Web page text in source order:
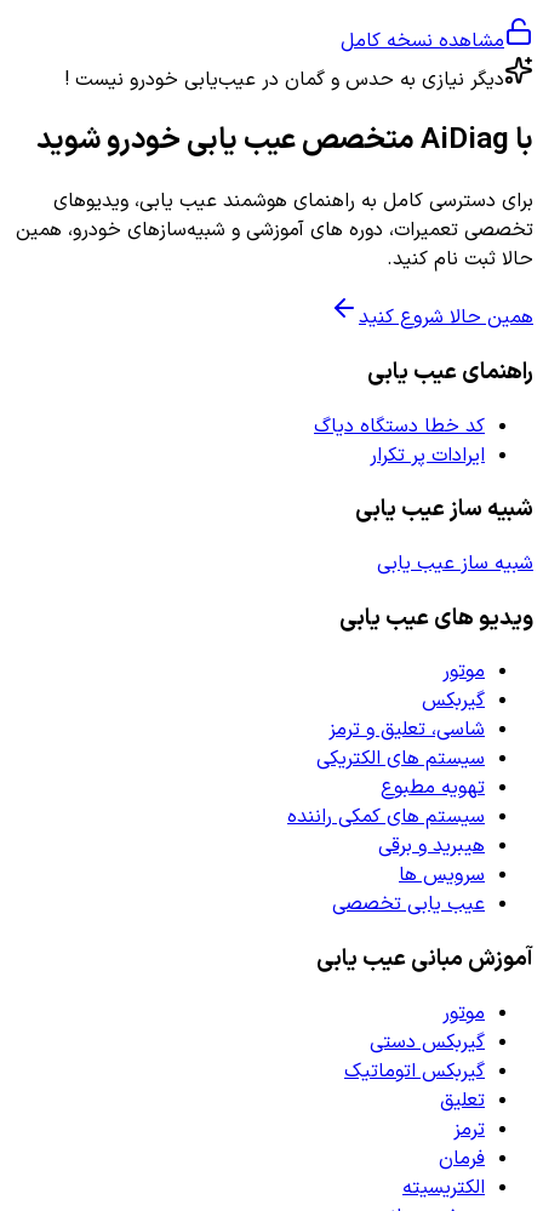
مشاهده نسخه کامل
دیگر نیازی به حدس و گمان در عیب‌یابی خودرو نیست !
با AiDiag متخصص عیب یابی خودرو شوید
برای دسترسی کامل به راهنمای هوشمند عیب یابی، ویدیوهای
تخصصی تعمیرات، دوره های آموزشی و شبیه‌سازهای خودرو، همین
حالا ثبت نام کنید.
همین حالا شروع کنید
راهنمای عیب یابی
کد خطا دستگاه دیاگ
ایرادات پر تکرار
شبیه ساز عیب یابی
شبیه ساز عیب یابی
ویدیو های عیب یابی
موتور
گیربکس
شاسی، تعلیق و ترمز
سیستم های الکتریکی
تهویه مطبوع
سیستم های کمکی راننده
هیبرید و برقی
سرویس ها
عیب یابی تخصصی
آموزش مبانی عیب یابی
موتور
گیربکس دستی
گیربکس اتوماتیک
تعلیق
ترمز
فرمان
الکتریسیته